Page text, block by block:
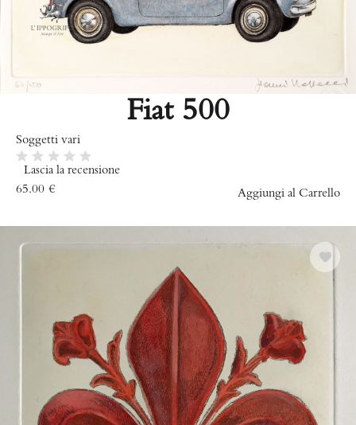
Fiat 500
Soggetti vari
Lascia la recensione
€
65.00 Aggiungi al Carrello